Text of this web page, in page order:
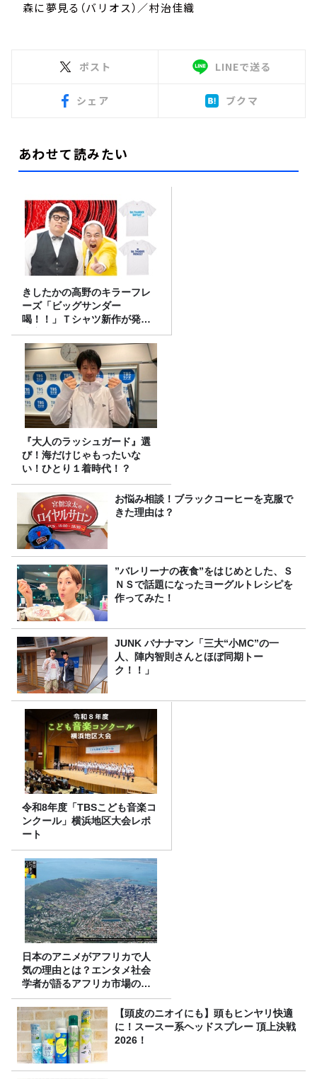
森に夢見る（バリオス）／村治佳織
ポスト LINEで送る
シェア ブクマ
あわせて読みたい
きしたかの高野のキラーフレ
ーズ「ビッグサンダー
喝！！」Ｔシャツ新作が発売
決定！
『大人のラッシュガード』選
び！海だけじゃもったいな
い！ひとり１着時代！？
お悩み相談！ブラックコーヒーを克服で
きた理由は？
”バレリーナの夜食”をはじめとした、Ｓ
ＮＳで話題になったヨーグルトレシピを
作ってみた！
JUNK バナナマン「三大“小MC”の一
人、陣内智則さんとほぼ同期トー
ク！！」
令和8年度「TBSこども音楽コ
ンクール」横浜地区大会レポ
ート
日本のアニメがアフリカで人
気の理由とは？エンタメ社会
学者が語るアフリカ市場のリ
アル
【頭皮のニオイにも】頭もヒンヤリ快適
に！スースー系ヘッドスプレー 頂上決戦
2026！